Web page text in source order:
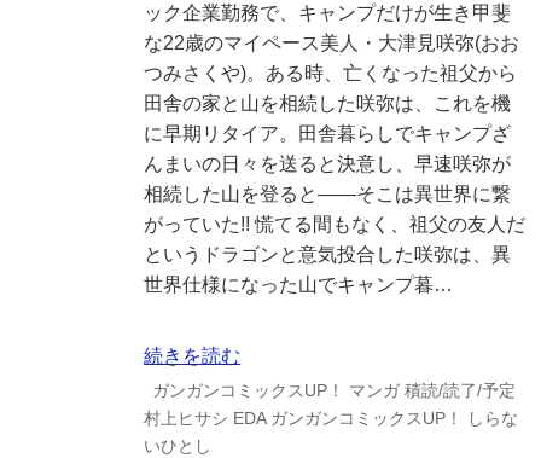
ック企業勤務で、キャンプだけが生き甲斐
な22歳のマイペース美人・大津見咲弥(おお
つみさくや)。ある時、亡くなった祖父から
田舎の家と山を相続した咲弥は、これを機
に早期リタイア。田舎暮らしでキャンプざ
んまいの日々を送ると決意し、早速咲弥が
相続した山を登ると――そこは異世界に繋
がっていた!! 慌てる間もなく、祖父の友人だ
というドラゴンと意気投合した咲弥は、異
世界仕様になった山でキャンプ暮…
続きを読む
ガンガンコミックスUP！ マンガ 積読/読了/予定
村上ヒサシ EDA ガンガンコミックスUP！
しらな
いひとし